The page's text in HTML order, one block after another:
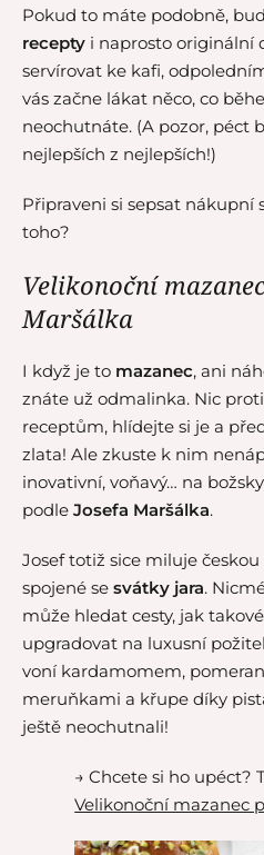
Pokud to máte podobně,
recepty i naprosto originální
servírovat ke kafi,
vás začne lákat něco, co
neochutnáte. (A pozor, péct
nejlepších z nejlepších!)
Připraveni si sepsat nákupní
toho?
Velikonoční
Maršálka
I když je to mazanec, ani
znáte už odmalinka. Nic
receptům, hlídejte si je a
zlata! Ale zkuste k nim
inovativní, voňavý… na
podle Josefa Maršálka.
Josef totiž sice miluje
spojené se svátky jara.
může hledat cesty, jak
upgradovat na luxusní
voní kardamomem,
meruňkami a křupe díky
ještě neochutnali!
→ Chcete si ho upéct?
Velikonoční mazanec